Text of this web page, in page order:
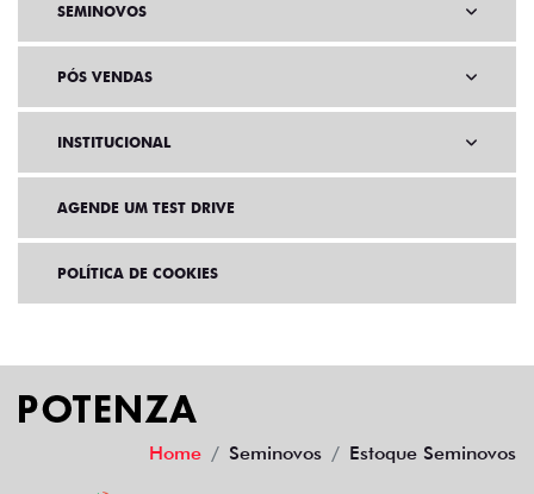
SEMINOVOS
PÓS VENDAS
INSTITUCIONAL
AGENDE UM TEST DRIVE
POLÍTICA DE COOKIES
Home Seminovos Estoque Seminovos